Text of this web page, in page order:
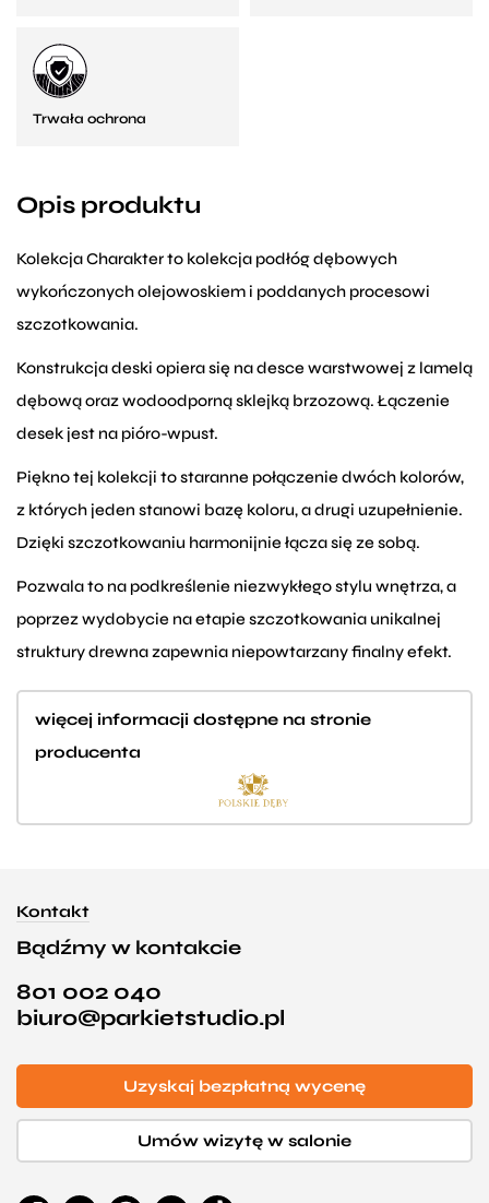
Trwała ochrona
Opis produktu
Kolekcja Charakter to kolekcja podłóg dębowych
wykończonych olejowoskiem i poddanych procesowi
szczotkowania.
Konstrukcja deski opiera się na desce warstwowej z lamelą
dębową oraz wodoodporną sklejką brzozową. Łączenie
desek jest na pióro-wpust.
Piękno tej kolekcji to staranne połączenie dwóch kolorów,
z których jeden stanowi bazę koloru, a drugi uzupełnienie.
Dzięki szczotkowaniu harmonijnie łącza się ze sobą.
Pozwala to na podkreślenie niezwykłego stylu wnętrza, a
poprzez wydobycie na etapie szczotkowania unikalnej
struktury drewna zapewnia niepowtarzany finalny efekt.
więcej informacji dostępne na stronie
producenta
Kontakt
Bądźmy w kontakcie
801 002 040
biuro@parkietstudio.pl
Uzyskaj bezpłatną wycenę
Umów wizytę w salonie